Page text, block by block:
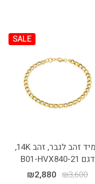
SALE
צמיד זהב לגבר, זהב 14K,
דגם B01-HVX840-21
₪3,600
₪2,880